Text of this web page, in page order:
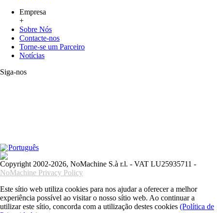
Empresa
+
Sobre Nós
Contacte-nos
Torne-se um Parceiro
Notícias
Siga-nos
Português
Copyright 2002-2026, NoMachine S.à r.l. - VAT LU25935711 -
NoMachine Privacy Policy
Este sítio web utiliza cookies para nos ajudar a oferecer a melhor
experiência possível ao visitar o nosso sítio web. Ao continuar a
utilizar este sítio, concorda com a utilização destes cookies (Política de